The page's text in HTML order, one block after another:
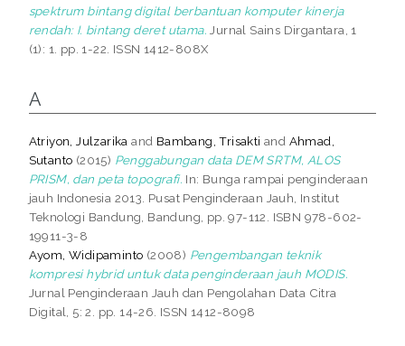
spektrum bintang digital berbantuan komputer kinerja
rendah: I. bintang deret utama. Jurnal Sains Dirgantara, 1
(1): 1. pp. 1-22. ISSN 1412-808X
A
Atriyon, Julzarika and Bambang, Trisakti and Ahmad,
Sutanto (2015) Penggabungan data DEM SRTM, ALOS
PRISM, dan peta topografi. In: Bunga rampai penginderaan
jauh Indonesia 2013. Pusat Penginderaan Jauh, Institut
Teknologi Bandung, Bandung, pp. 97-112. ISBN 978-602-
19911-3-8
Ayom, Widipaminto (2008) Pengembangan teknik
kompresi hybrid untuk data penginderaan jauh MODIS.
Jurnal Penginderaan Jauh dan Pengolahan Data Citra
Digital, 5: 2. pp. 14-26. ISSN 1412-8098